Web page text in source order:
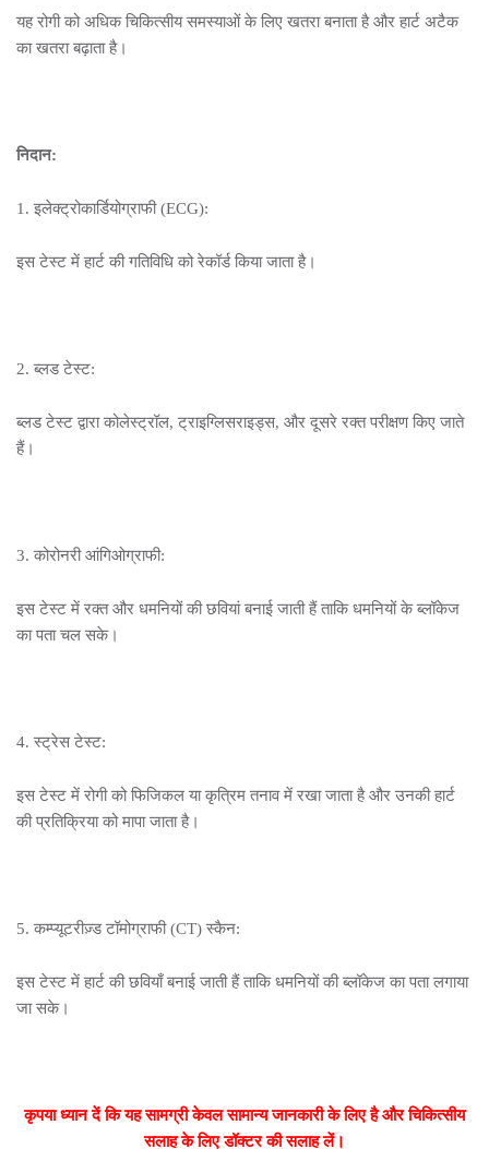
यह रोगी को अधिक चिकित्सीय समस्याओं के लिए खतरा बनाता है और हार्ट अटैक
का खतरा बढ़ाता है।
निदान:
1. इलेक्ट्रोकार्डियोग्राफी (ECG):
इस टेस्ट में हार्ट की गतिविधि को रेकॉर्ड किया जाता है।
2. ब्लड टेस्ट:
ब्लड टेस्ट द्वारा कोलेस्ट्रॉल, ट्राइग्लिसराइड्स, और दूसरे रक्त परीक्षण किए जाते
हैं।
3. कोरोनरी आंगिओग्राफी:
इस टेस्ट में रक्त और धमनियों की छवियां बनाई जाती हैं ताकि धमनियों के ब्लॉकेज
का पता चल सके।
4. स्ट्रेस टेस्ट:
इस टेस्ट में रोगी को फिजिकल या कृत्रिम तनाव में रखा जाता है और उनकी हार्ट
की प्रतिक्रिया को मापा जाता है।
5. कम्प्यूटरीज़्ड टॉमोग्राफी (CT) स्कैन:
इस टेस्ट में हार्ट की छवियाँ बनाई जाती हैं ताकि धमनियों की ब्लॉकेज का पता लगाया
जा सके।
कृपया ध्यान दें कि यह सामग्री केवल सामान्य जानकारी के लिए है और चिकित्सीय
सलाह के लिए डॉक्टर की सलाह लें।